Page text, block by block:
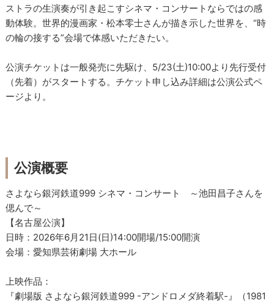
ストラの生演奏が引き起こすシネマ・コンサートならではの感
動体験。世界的漫画家・松本零士さんが描き示した世界を、“時
の輪の接する”会場で体感いただきたい。
公演チケットは一般発売に先駆け、5/23(土)10:00より先行受付
（先着）がスタートする。チケット申し込み詳細は公演公式ペ
ージより。
公演概要
さよなら銀河鉄道999 シネマ・コンサート ～池田昌子さんを
偲んで～
【名古屋公演】
日時：2026年6月21日(日)14:00開場/15:00開演
会場：愛知県芸術劇場 大ホール
上映作品：
『劇場版 さよなら銀河鉄道999 -アンドロメダ終着駅-』（1981